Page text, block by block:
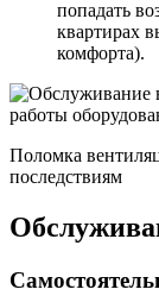
попадать
квартирах
комфорта).
Поломка
последствиям